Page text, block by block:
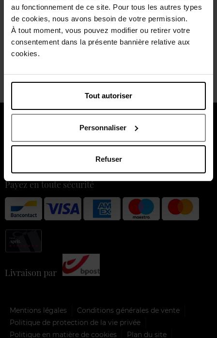
au fonctionnement de ce site. Pour tous les autres types
de cookies, nous avons besoin de votre permission.
À tout moment, vous pouvez modifier ou retirer votre
consentement dans la présente bannière relative aux
cookies.
Tout autoriser
Personnaliser
Refuser
Kit de Voyage
coffret
Kit Découverte
coffret
Nos services
Payez en toute sécurité
Livraison par
Mentions légales
Conditions générales de vente
Politique de protection de la vie privée
Politique en matière de cookies
Plan du site